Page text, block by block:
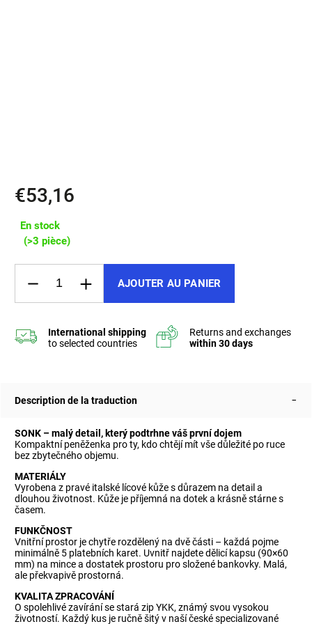
€53,16
En stock
(>3 pièce)
AJOUTER AU PANIER
Description de la traduction
SONK – malý detail, který podtrhne váš první dojem
Kompaktní peněženka pro ty, kdo chtějí mít vše důležité po ruce
bez zbytečného objemu.
MATERIÁLY
Vyrobena z pravé italské lícové kůže s důrazem na detail a
dlouhou životnost. Kůže je příjemná na dotek a krásně stárne s
časem.
FUNKČNOST
Vnitřní prostor je chytře rozdělený na dvě části – každá pojme
minimálně 5 platebních karet. Uvnitř najdete dělicí kapsu (90×60
mm) na mince a dostatek prostoru pro složené bankovky. Malá,
ale překvapivě prostorná.
KVALITA ZPRACOVÁNÍ
O spolehlivé zavírání se stará zip YKK, známý svou vysokou
životností. Každý kus je ručně šitý v naší české specializované